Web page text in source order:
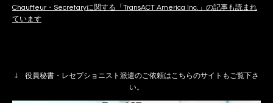
Chauffeur・Secretaryに関する「TransACT America Inc.」の記事も読まれ
ています
↓ 役員秘書・レセプショニスト派遣のご依頼はこちらのサイトもご覧下さ
い。